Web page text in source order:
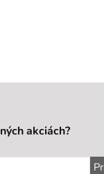
akciách?